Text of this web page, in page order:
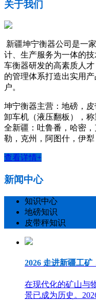
关于我们
新疆坤宁衡器公司是一
计、生产服务为一体的
车衡器研发的高素质人
的管理体系打造出实用
户。
坤宁衡器主营：地磅，
卸车机（液压翻板），
全新疆：吐鲁番，哈密
勒，克州，阿图什，伊
查看详情+
新闻中心
知识中心
地磅知识
皮带秤知识
2026 走进新疆工
在现代化的矿山与
景已成为历史。